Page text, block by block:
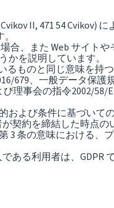
II, 471 54 Cvikov)
、また Web サイト
を説明しています。
ものと同じ意味を持
679、一般データ保護
理事会の指令2002/
よび条件に基づいて
約を締結した時点の
条の意味における、
である利用者は、GDPR